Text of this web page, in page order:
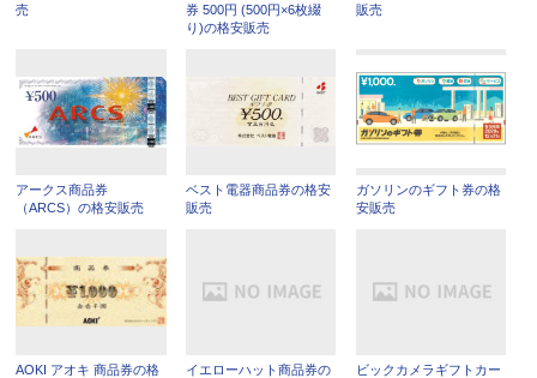
売
券 500円 (500円×6枚綴
り)の格安販売
販売
アークス商品券
（ARCS）の格安販売
ベスト電器商品券の格安
販売
ガソリンのギフト券の格
安販売
AOKI アオキ 商品券の格
イエローハット商品券の
ビックカメラギフトカー